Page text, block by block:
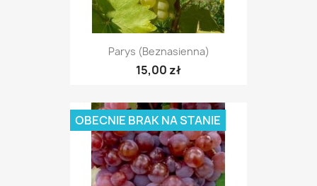
Parys (beznasienna)
15,00 zł
OBECNIE BRAK NA STANIE